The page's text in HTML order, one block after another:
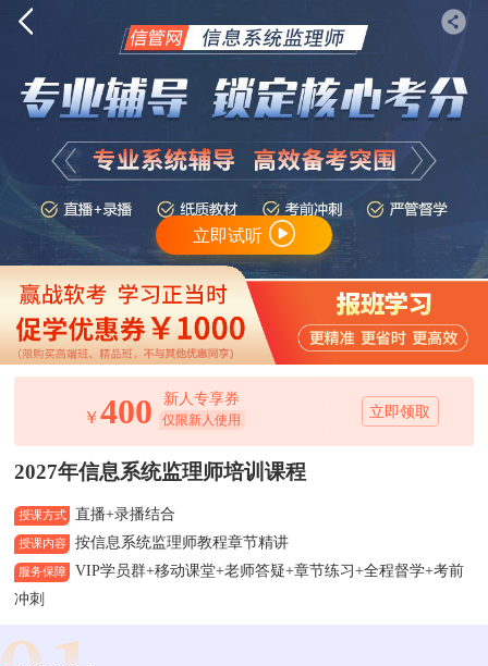
立即试听
￥400 新人专享券
仅限新人使用 立即领取
2027年信息系统监理师培训课程
授课方式 直播+录播结合
授课内容 按信息系统监理师教程章节精讲
服务保障
VIP学员群+移动课堂+老师答疑+章节练习+全程督学+考前
冲刺